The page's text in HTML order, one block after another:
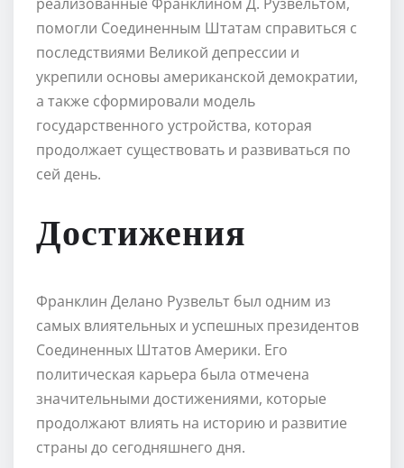
помогли Соединенным Штатам справиться с
последствиями Великой депрессии и
укрепили основы американской демократии,
а также сформировали модель
государственного устройства, которая
продолжает существовать и развиваться по
сей день.
Достижения
Франклин Делано Рузвельт был одним из
самых влиятельных и успешных президентов
Соединенных Штатов Америки. Его
политическая карьера была отмечена
значительными достижениями, которые
продолжают влиять на историю и развитие
страны до сегодняшнего дня.